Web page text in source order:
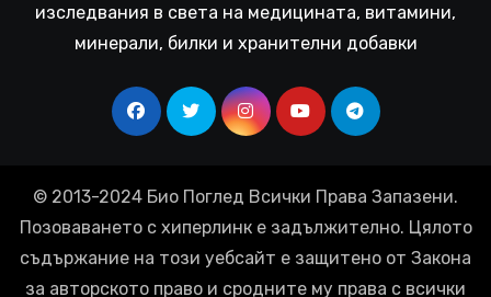
изследвания в света на медицината, витамини,
минерали, билки и хранителни добавки
© 2013-2024 Био Поглед Всички Права Запазени.
Позоваването с хиперлинк е задължително. Цялото
съдържание на този уебсайт е защитено от Закона
за авторското право и сродните му права с всички